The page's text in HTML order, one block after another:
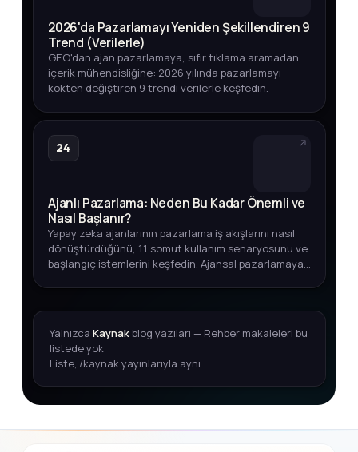
2026'da Pazarlamayı Yeniden Şekillendiren 9
Trend (Verilerle)
GEO'dan ajan pazarlamaya, sıfır tıklama aramadan
içerik mühendisliğine: 2026 yılında pazarlamayı
kökten değiştiren 9 trendi verilerle keşfedin.
24
Ajanlı Pazarlama: Neden Bu Kadar Önemli ve
Nasıl Başlanır?
Yapay zeka ajanlarının pazarlama iş akışlarını nasıl
dönüştürdüğünü, 11 somut kullanım senaryosunu ve
başlangıç istemlerini keşfedin. Ajansal pazarlamaya
Yalnızca Kaynakblog yazıları — Rehber makaleleri bu
listede yok
Liste, /kaynak yayınlarıyla aynı